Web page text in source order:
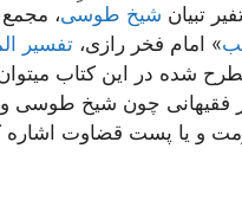
تبیان شیخ طوسی، مجمع
» امام فخر رازی، تفسیر
شده در این کتاب میتوان
چون شیخ طوسی و
و یا پست قضاوت اشاره